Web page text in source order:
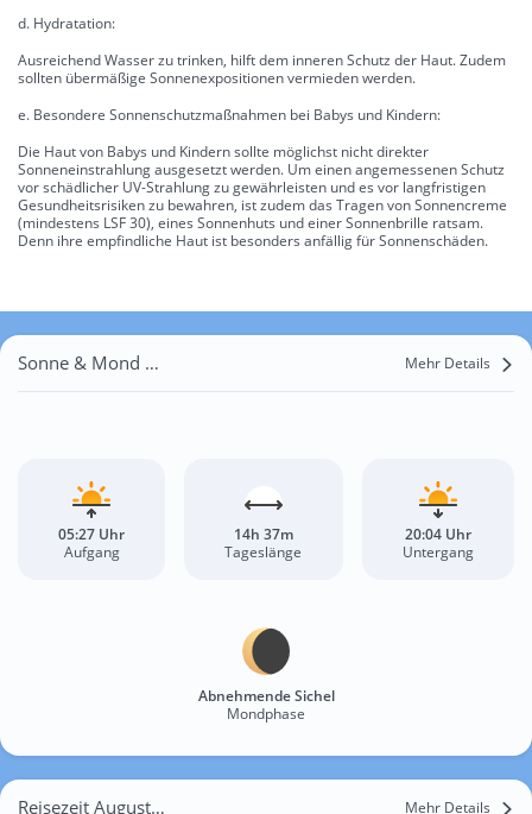
d. Hydratation:
Ausreichend Wasser zu trinken, hilft dem inneren Schutz der Haut. Zudem
sollten übermäßige Sonnenexpositionen vermieden werden.
e. Besondere Sonnenschutzmaßnahmen bei Babys und Kindern:
Die Haut von Babys und Kindern sollte möglichst nicht direkter
Sonneneinstrahlung ausgesetzt werden. Um einen angemessenen Schutz
vor schädlicher UV-Strahlung zu gewährleisten und es vor langfristigen
Gesundheitsrisiken zu bewahren, ist zudem das Tragen von Sonnencreme
(mindestens LSF 30), eines Sonnenhuts und einer Sonnenbrille ratsam.
Denn ihre empfindliche Haut ist besonders anfällig für Sonnenschäden.
Sonne & Mond Dolinsk Mehr Details
05:27 Uhr
Aufgang
14h 37m
Tageslänge
20:04 Uhr
Untergang
Abnehmende Sichel
Mondphase
Reisezeit August für Dolinsk Mehr Details